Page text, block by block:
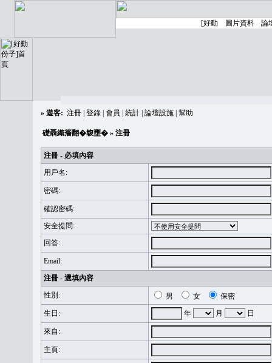
» 遊客: 注冊 登錄 會員 統計 論壇設施 幫助
礎聶織簷翻�䪖壅� » 注冊
注冊 - 必填內容
用戶名:
密碼:
確認密碼:
安全提問:
回答:
Email:
注冊 - 選填內容
性別:
男 女
保密
生日:
年 月 日
來自:
主頁: